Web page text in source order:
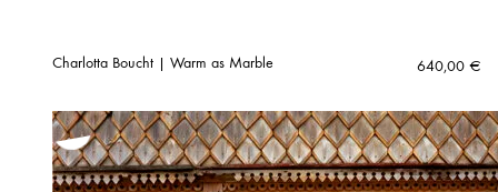
Charlotta Boucht | Warm as Marble 640,00 €